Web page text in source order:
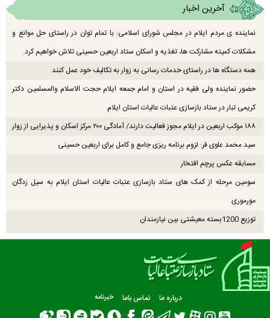
آخرین اخبار
نماینده ی مردم ایلام در مجلس شورای اسلامی: با تمام توان در راستای حل موانع و
مشکلات کمیته مشارکت ها، تغذیه و اسکان ستاد اربعین حسینی تلاش خواهیم کرد.
همه دستگاه ها در راستای خدمات رسانی به زوار به تکالیف خود عمل کنند
حضور نماینده ولی فقیه در استان و امام جمعه ایلام حجت الاسلام والمسلمین دکتر
کریمی تبار در ستاد بازسازی عتبات عالیات استان ایلام
۱۸۸ موکب اربعین در ایلام مجوز فعالیت دارند/ آمادگی ۲۰۰ مرکز اسکان و پذیرایی از زوار
سید محمد علوی فر: لزوم برنامه ریزی جامع و کامل برای اربعین حسینی
مسابقه عکس پرچم افتخار
سومین مرحله از کمک های ستاد بازسازی عتبات عالیات استان ایلام به سیل زدگان
مورموری
توزیع 1200بسته معیشتی بین نیازمندان
درباره ما تماس باما خبرنامه